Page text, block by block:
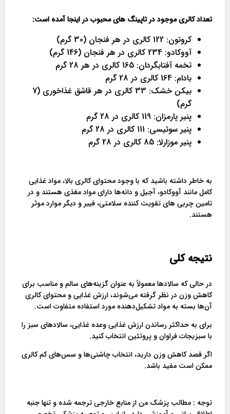
تعداد کالری موجود در تاپینگ های محبوب در اینجا آمده است:
کروتون: 122 کالری در هر فنجان (30 گرم)
آووکادو: 234 کالری در هر فنجان (146 گرم)
تخمه آفتابگردان: 165 کالری در هر 28 گرم
بادام: 164 کالری در 28 گرم
بیکن خشک: 33 کالری در هر قاشق غذاخوری (7
گرم)
پنیر پارمزان: 119 کالری در 28 گرم
پنیر سوئیسی: 111 کالری در 28 گرم
پنیر موزارلا: 85 کالری در 28 گرم
به خاطر داشته باشید که با وجود محتوای کالری بالا، مواد غذایی
کامل مانند آووکادو، آجیل و دانه‌ها دارای مواد مغذی هستند و در
تامین چربی های تقویت کننده سلامتی، فیبر و دیگر موارد موثر
هستند.
نتیجه کلی
در حالی که سالادها معمولاً به عنوان گزینه‌های سالم و مناسب برای
کاهش وزن در نظر گرفته می‌شوند، ارزش غذایی و محتوای کالری
آن‌ها بسته به مواد تشکیل‌دهنده مورد استفاده متفاوت است.
برای به حداکثر رساندن ارزش غذایی وعده غذایی، سالادهای سبز را
با سبزیجات فراوان و پروتئین انتخاب کنید.
اگر قصد کاهش وزن دارید، انتخاب چاشنی‌ها و سس‌های کم کالری
ممکن است مفید باشد.
توجه : مطالب پزشک من از منابع خارجی ترجمه شده و تنها جنبه